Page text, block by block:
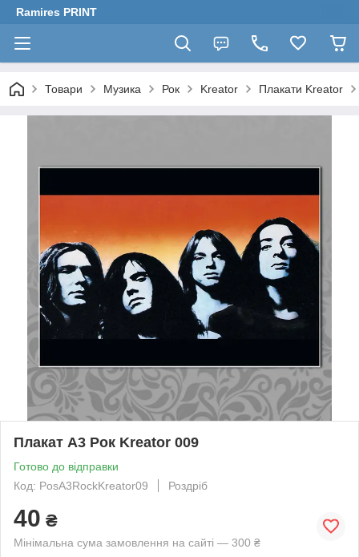
Ramires PRINT
Товари Музика Рок Kreator Плакати Kreator
Плакат А3 Рок Kreator 009
Готово до відправки
Код: PosA3RockKreator09
Роздріб
40 ₴
Мінімальна сума замовлення на сайті — 300 ₴